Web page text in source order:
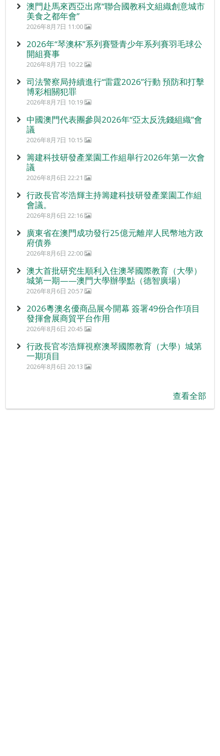
澳門赴馬來西亞出席“聯合國教科文組織創意城市
美食之都年會”
2026年8月7日 11:00
2026年“琴澳杯”系列賽暨青少年系列賽羽毛球公
開組賽事
2026年8月7日 10:22
司法警察局持續進行“雷霆2026”行動 預防和打擊
博彩相關犯罪
2026年8月7日 10:19
中國澳門代表團參與2026年“亞太反洗錢組織”會
議
2026年8月7日 10:15
籌建科技研發產業園工作組舉行2026年第一次會
議
2026年8月6日 22:21
行政長官岑浩輝主持籌建科技研發產業園工作組
會議。
2026年8月6日 22:16
廣東省在澳門成功發行25億元離岸人民幣地方政
府債券
2026年8月6日 22:00
澳大首批研究生順利入住澳琴國際教育（大學）
城第一期——澳門大學辦學點（德智廣場）
2026年8月6日 20:57
2026粵澳名優商品展今開幕 簽署49份合作項目
發揮會展商貿平台作用
2026年8月6日 20:45
行政長官岑浩輝視察澳琴國際教育（大學）城第
一期項目
2026年8月6日 20:13
查看全部